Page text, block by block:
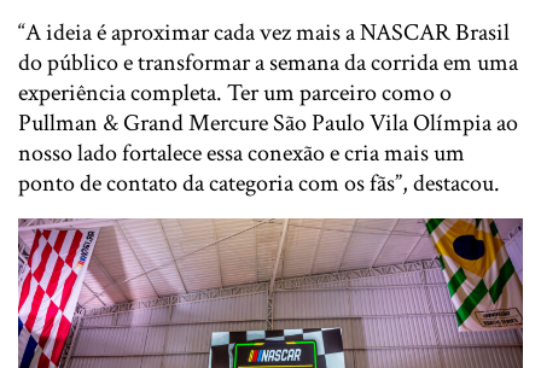
“A ideia é aproximar cada vez mais a NASCAR Brasil
do público e transformar a semana da corrida em uma
experiência completa. Ter um parceiro como o
Pullman & Grand Mercure São Paulo Vila Olímpia ao
nosso lado fortalece essa conexão e cria mais um
ponto de contato da categoria com os fãs”, destacou.